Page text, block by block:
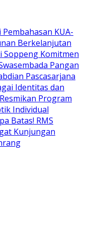
KUA-
Berkelanjutan
Komitmen
Pangan
Pascasarjana
Identitas dan
Program
Individual
Batas! RMS
Kunjungan